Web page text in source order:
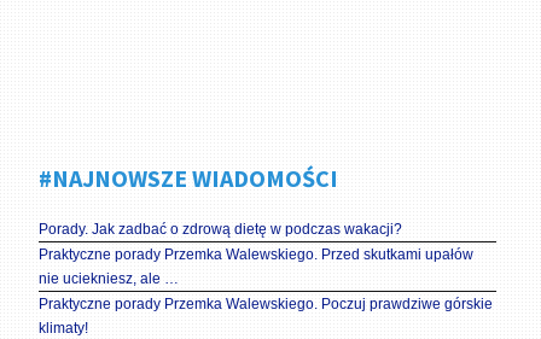
#NAJNOWSZE WIADOMOŚCI
Porady. Jak zadbać o zdrową dietę w podczas wakacji?
Praktyczne porady Przemka Walewskiego. Przed skutkami upałów
nie uciekniesz, ale …
Praktyczne porady Przemka Walewskiego. Poczuj prawdziwe górskie
klimaty!